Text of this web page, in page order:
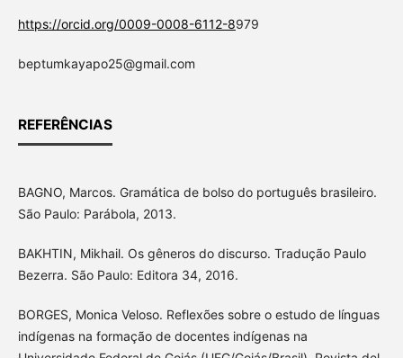
https://orcid.org/0009-0008-6112-8979
beptumkayapo25@gmail.com
REFERÊNCIAS
BAGNO, Marcos. Gramática de bolso do português brasileiro.
São Paulo: Parábola, 2013.
BAKHTIN, Mikhail. Os gêneros do discurso. Tradução Paulo
Bezerra. São Paulo: Editora 34, 2016.
BORGES, Monica Veloso. Reflexões sobre o estudo de línguas
indígenas na formação de docentes indígenas na